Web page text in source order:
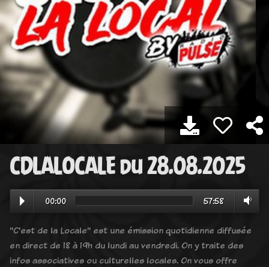
CDLALOCALE du 28.08.2025
00:00 57:58
"C'est de la Locale" est une émission quotidienne diffusée
en direct de 18 à 19h du lundi au vendredi. On y traite des
infos associatives ou culturelles locales. On vous offre